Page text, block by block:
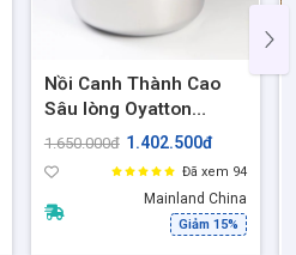
Nồi Canh Thành Cao
Sâu lòng Oyatton
20cm, O278, Nồi inox
nguyên khối
1.650.000đ 1.402.500đ
Đã xem 94
Mainland China
Giảm 15%